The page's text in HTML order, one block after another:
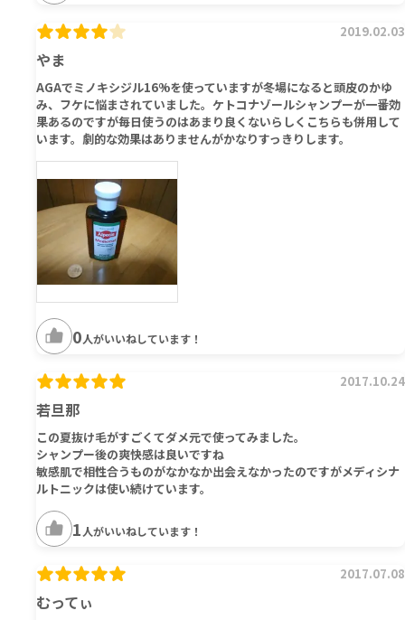
やま
2019.02.03
AGAでミノキシジル16%を使っていますが冬場になると頭皮のかゆ
み、フケに悩まされていました。ケトコナゾールシャンプーが一番効
果あるのですが毎日使うのはあまり良くないらしくこちらも併用して
います。劇的な効果はありませんがかなりすっきりします。
0人がいいねしています！
若旦那
2017.10.24
この夏抜け毛がすごくてダメ元で使ってみました。
シャンプー後の爽快感は良いですね
敏感肌で相性合うものがなかなか出会えなかったのですがメディシナ
ルトニックは使い続けています。
1 人がいいねしています！
むってぃ
2017.07.08